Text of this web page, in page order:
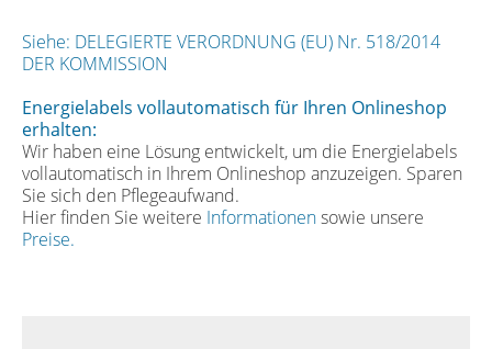
Siehe: DELEGIERTE VERORDNUNG (EU) Nr. 518/2014
DER KOMMISSION
Energielabels vollautomatisch für Ihren Onlineshop
erhalten:
Wir haben eine Lösung entwickelt, um die Energielabels
vollautomatisch in Ihrem Onlineshop anzuzeigen. Sparen
Sie sich den Pflegeaufwand.
Hier finden Sie weitere Informationensowie unsere
Preise.